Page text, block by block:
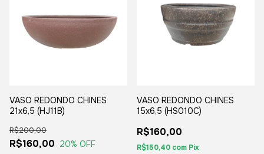
VASO REDONDO CHINES
21x6,5 (HJ11B)
R$160,00
R$200,00
20% OFF
VASO REDONDO CHINES
15x6,5 (HS010C)
R$160,00
R$150,40 com Pix